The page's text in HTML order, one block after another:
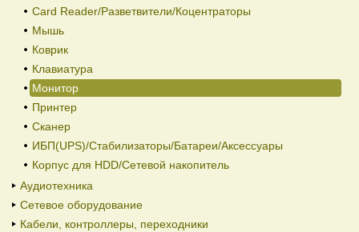
Card Reader/Разветвители/Коцентраторы
Мышь
Коврик
Клавиатура
Монитор
Принтер
Сканер
ИБП(UPS)/Стабилизаторы/Батареи/Аксессуары
Корпус для HDD/Cетевой накопитель
Аудиотехника
Сетевое оборудование
Кабели, контроллеры, переходники